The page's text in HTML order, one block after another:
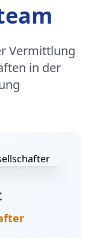
Vermittlung
in der